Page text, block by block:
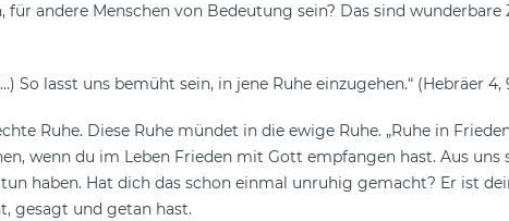
andere Menschen von Bedeutung sein? Das sind wunderbare
So lasst uns bemüht sein, in jene Ruhe einzugehen.“ (Hebräer 4,
Ruhe. Diese Ruhe mündet in die ewige Ruhe. „Ruhe in
wenn du im Leben Frieden mit Gott empfangen hast. Aus
haben. Hat dich das schon einmal unruhig gemacht? Er ist
gesagt und getan hast.